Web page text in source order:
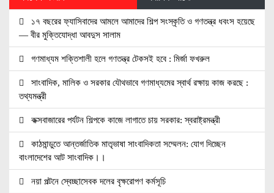
১৭ বছরের ফ্যাসিবাদের আমলে আমাদের শিল্প সংস্কৃতি ও গণতন্ত্র ধবংস হয়েছে
— বীর মুক্তিযোদ্ধা আবদুস সালাম
গণমাধ্যম শক্তিশালী হলে গণতন্ত্র টেকসই হবে : মির্জা ফখরুল
সাংবাদিক, মালিক ও সরকার যৌথভাবে গণমাধ্যমের স্বার্থ রক্ষায় কাজ করছে :
তথ্যমন্ত্রী
কক্সবাজারের পর্যটন শিল্পকে কাজে লাগাতে চায় সরকার: স্বরাষ্ট্রমন্ত্রী
কাঠমান্ডুতে আন্তর্জাতিক মাতৃভাষা সাংবাদিকতা সম্মেলন: যোগ দিচ্ছেন
বাংলাদেশের আট সাংবাদিক।।
নয়া পল্টনে স্বেচ্ছাসেবক দলের বৃক্ষরোপণ কর্মসূচি